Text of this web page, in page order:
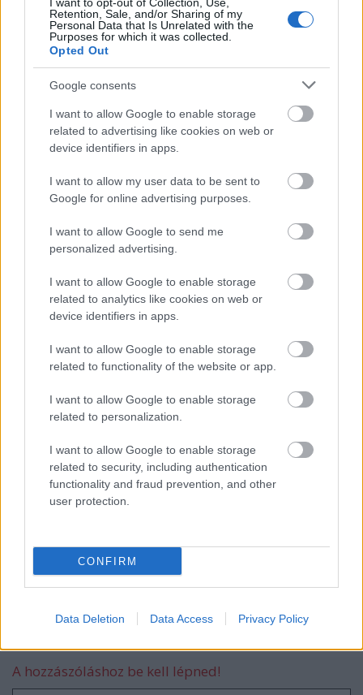
Retention, Sale, and/or Sharing of my
Personal Data that Is Unrelated with the
Purposes for which it was collected.
Opted Out
Google consents
I want to allow Google to enable storage
related to advertising like cookies on web or
device identifiers in apps.
I want to allow my user data to be sent to
Google for online advertising purposes.
I want to allow Google to send me
personalized advertising.
I want to allow Google to enable storage
related to analytics like cookies on web or
device identifiers in apps.
I want to allow Google to enable storage
related to functionality of the website or app.
I want to allow Google to enable storage
related to personalization.
I want to allow Google to enable storage
related to security, including authentication
functionality and fraud prevention, and other
user protection.
CONFIRM
Data Deletion Data Access Privacy Policy
Címkék:galéria válság műkereskedelem rung
Ajánlott bejegyzések:
Vajda Lajos (1908-1941) emlékezete
Mokry-Mészáros Dezső - Artmagazin
Perlrott Csaba kiállítás Szentendrén a
Művészet Malomban
2015 tavaszi aukciók előtt és után
A hozzászóláshoz be kell lépned!